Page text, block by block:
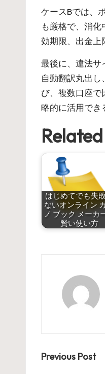
ケースBでは、
も厳格で、消
効期限、出金上
最後に、違法サ
自動翻訳丸出し
び、複数口座で
略的に活用でき
はじめてでも失
ないオンライン
ノ ブック メーカ
賢い使い方
Post
Previous Post